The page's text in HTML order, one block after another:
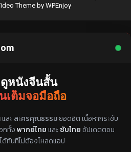
Themeby WPEnjoy
ดูหนังจีนสั้น
เต็มจอมือถือ
และ ละครคุณธรรมยอดฮิต เนื้อหากระชับ
กทั้งพากย์ไทยและ ซับไทยอัปเดตตอน
ด้ทันทีไม่ต้องโหลดแอป